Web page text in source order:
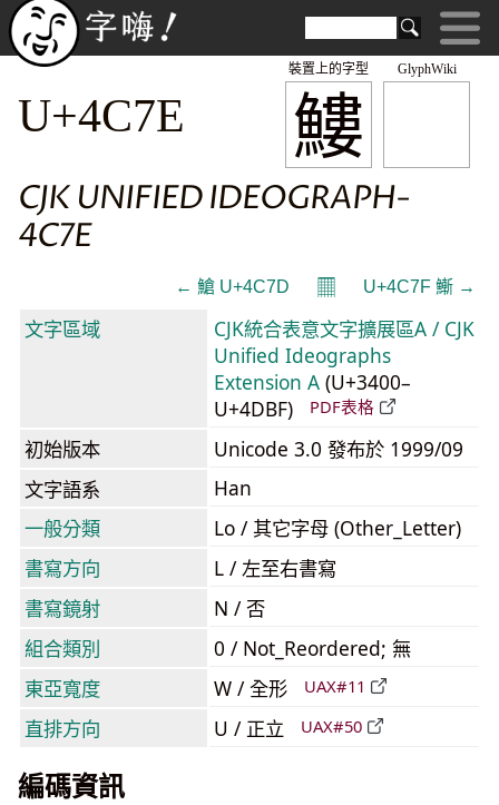
GlyphWiki
䱾
裝置上的字型
U+4C7E
CJK UNIFIED IDEOGRAPH-
4C7E
← 䱽 U+4C7D 𝄜 U+4C7F 䱿 →
文字區域
CJK統合表意文字擴展區A / CJK
Unified Ideographs
Extension A (U+3400–
U+4DBF)
PDF表格
初始版本
Unicode 3.0 發布於 1999/09
文字語系
Han
一般分類
Lo / 其它字母 (Other_Letter)
書寫方向
L / 左至右書寫
書寫鏡射
N / 否
組合類別
0 / Not_Reordered; 無
東亞寬度
W / 全形 UAX#11
直排方向 U / 正立 UAX#50
編碼資訊